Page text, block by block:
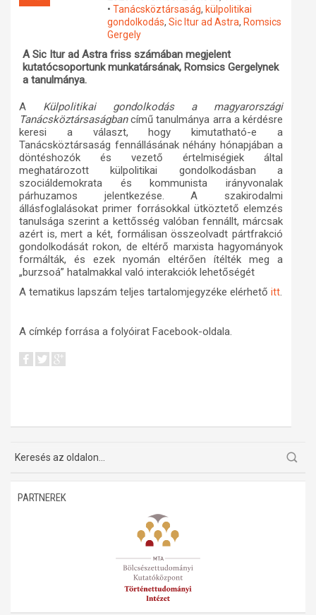
Műhelymunkák
• Tanácsköztársaság, külpolitikai
gondolkodás, Sic Itur ad Astra, Romsics
Gergely
A Sic Itur ad Astra friss számában megjelent
kutatócsoportunk munkatársának, Romsics Gergelynek
a tanulmánya.
A Külpolitikai gondolkodás a magyarországi
Tanácsköztársaságbancímű tanulmánya arra a kérdésre
keresi a választ, hogy kimutatható-e a
Tanácsköztársaság fennállásának néhány hónapjában a
döntéshozók és vezető értelmiségiek által
meghatározott külpolitikai gondolkodásban a
szociáldemokrata és kommunista irányvonalak
párhuzamos jelentkezése. A szakirodalmi
állásfoglalásokat primer forrásokkal ütköztető elemzés
tanulsága szerint a kettősség valóban fennállt, márcsak
azért is, mert a két, formálisan összeolvadt pártfrakció
gondolkodását rokon, de eltérő marxista hagyományok
formálták, és ezek nyomán eltérően ítélték meg a
„burzsoá” hatalmakkal való interakciók lehetőségét
A tematikus lapszám teljes tartalomjegyzéke elérhető itt.
A címkép forrása a folyóirat Facebook-oldala.
PARTNEREK